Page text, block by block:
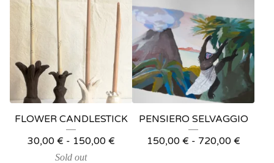
FLOWER CANDLESTICK
30,00 € - 150,00 €
Sold out
PENSIERO SELVAGGIO
150,00 € - 720,00 €